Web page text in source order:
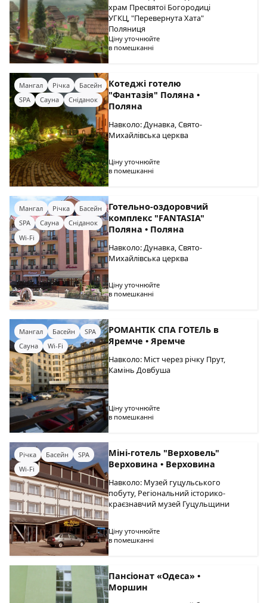
храм Пресвятої Богородиці
УГКЦ, "Перевернута Хата"
Поляниця
Ціну уточнюйте
в помешканні
Мангал Річка
Басейн
SPA
Сауна Сніданок
Котеджі готелю
"Фантазія" Поляна •
Поляна
Навколо: Дунавка, Свято-
Михайлівська церква
Ціну уточнюйте
в помешканні
Мангал Річка
Басейн
SPA
Сауна
Сніданок
Wi-Fi
Готельно-оздоровчий
комплекс "FANTASIA"
Поляна • Поляна
Навколо: Дунавка, Свято-
Михайлівська церква
Ціну уточнюйте
в помешканні
Мангал Басейн
SPA
Сауна
Wi-Fi
РОМАНТІК СПА ГОТЕЛЬ в
Яремче • Яремче
Навколо: Міст через річку Прут,
Камінь Довбуша
Ціну уточнюйте
в помешканні
Річка Басейн
SPA
Wi-Fi
Міні-готель "Верховель"
Верховина • Верховина
Навколо: Музей гуцульського
побуту, Регіональний історико-
краєзнавчий музей Гуцульщини
Ціну уточнюйте
в помешканні
Пансіонат «Одеса» •
Моршин